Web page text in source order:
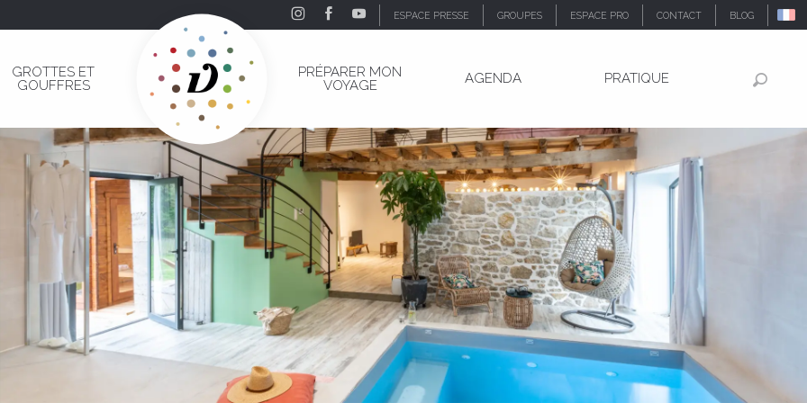
ESPACE PRESSE GROUPES ESPACE PRO CONTACT BLOG
GROTTES ET
GOUFFRES
PRÉPARER MON
VOYAGE
AGENDA PRATIQUE